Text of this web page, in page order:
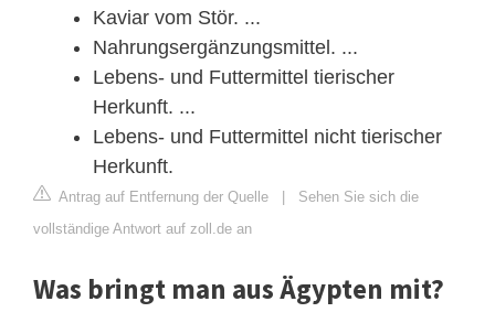
Kaviar vom Stör. ...
Nahrungsergänzungsmittel. ...
Lebens- und Futtermittel tierischer
Herkunft. ...
Lebens- und Futtermittel nicht tierischer
Herkunft.
Antrag auf Entfernung der Quelle | Sehen Sie sich die
vollständige Antwort auf zoll.de an
Was bringt man aus Ägypten mit?